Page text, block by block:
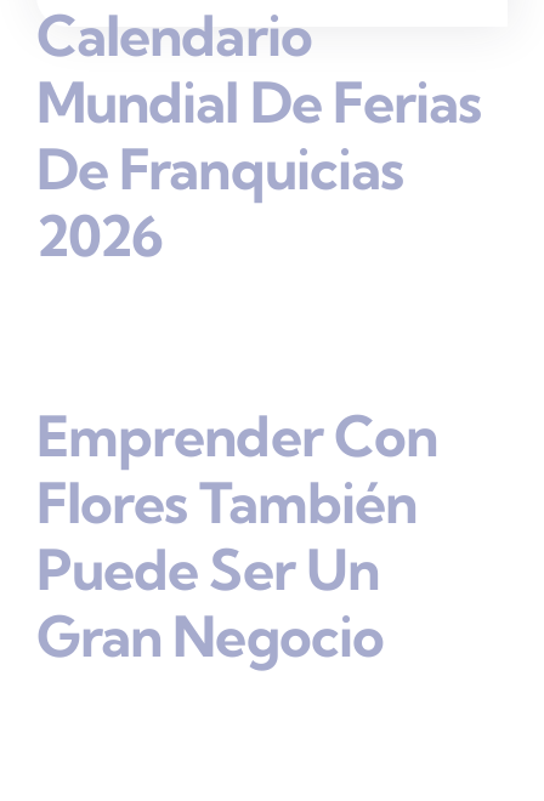
Calendario
Mundial De Ferias
De Franquicias
2026
Emprender Con
Flores También
Puede Ser Un
Gran Negocio